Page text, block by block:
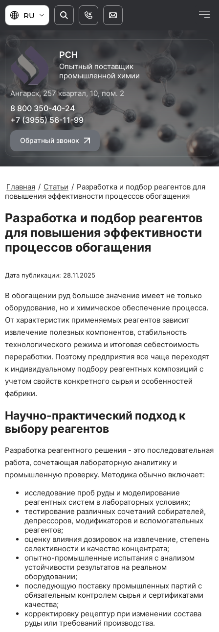
RU
РСН
Опытный поставщик
промышленной химии
Ангарск, 257 квартал, 10, пом. 2
8 800 350-40-24
+7 (3955) 56-11-99
Обратный звонок
Главная / Статьи / Разработка и подбор реагентов для
повышения эффективности процессов обогащения
Разработка и подбор реагентов
для повышения эффективности
процессов обогащения
Дата публикации: 28.11.2025
В обогащении руд большое значение имеет не только
оборудование, но и химическое обеспечение процесса.
От характеристик применяемых реагентов зависит
извлечение полезных компонентов, стабильность
технологического режима и итоговая себестоимость
переработки. Поэтому предприятия все чаще переходят
к индивидуальному подбору реагентных композиций с
учетом свойств конкретного сырья и особенностей
фабрики.
Научно-практический подход к
выбору реагентов
Разработка реагентного решения - это последовательная
работа, сочетающая лабораторную аналитику и
промышленную проверку. Методика обычно включает:
исследование проб руды и моделирование
реагентных систем в лабораторных условиях;
тестирование различных сочетаний собирателей,
депрессоров, модификаторов и вспомогательных
реагентов;
оценку влияния дозировок на извлечение, степень
селективности и качество концентрата;
опытно-промышленные испытания с анализом
устойчивости результатов на реальном
оборудовании;
последующую поставку промышленных партий с
обязательным контролем сырья и сертификатами
качества;
корректировку рецептур при изменении состава
руды или требований производства.